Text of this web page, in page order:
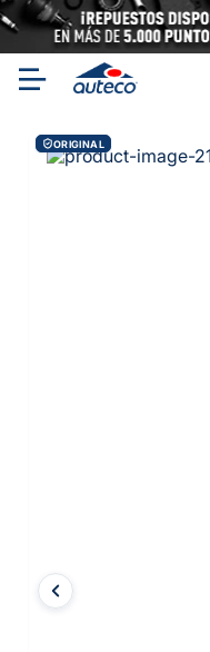
ORIGINAL